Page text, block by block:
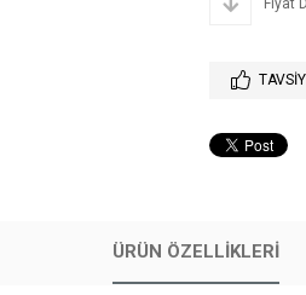
Fiyat
ÜRÜN ÖZELLIKLERI